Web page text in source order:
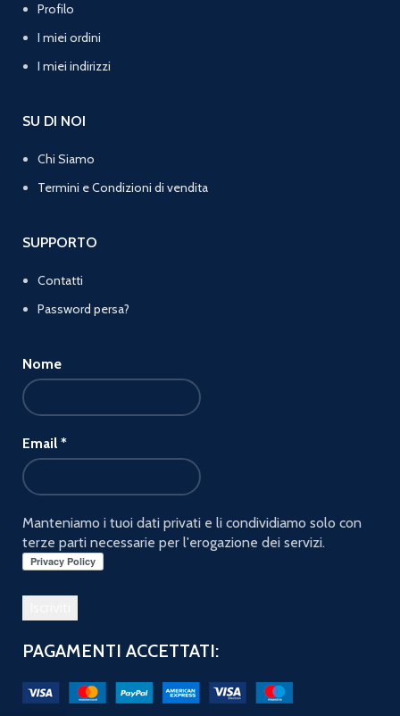
Profilo
I miei ordini
I miei indirizzi
SU DI NOI
Chi Siamo
Termini e Condizioni di vendita
SUPPORTO
Contatti
Password persa?
Nome
Email *
Manteniamo i tuoi dati privati e li condividiamo solo con
terze parti necessarie per l'erogazione dei servizi.
PAGAMENTI ACCETTATI:
LANCOME